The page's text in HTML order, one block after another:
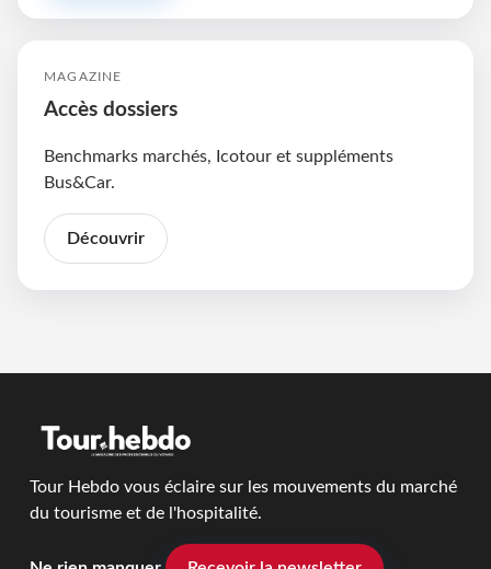
MAGAZINE
Accès dossiers
Benchmarks marchés, Icotour et suppléments
Bus&Car.
Découvrir
Tour Hebdo vous éclaire sur les mouvements du marché
du tourisme et de l'hospitalité.